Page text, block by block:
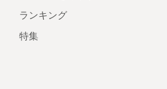
ランキング
特集